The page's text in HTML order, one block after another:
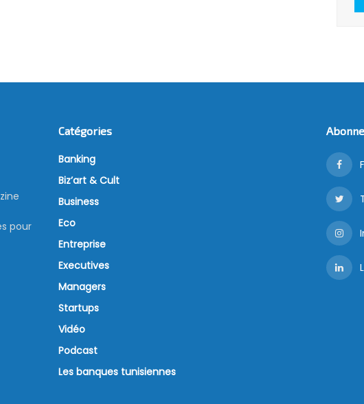
pour
Catégories
Banking
Biz’art & Cult
Business
Eco
Entreprise
Executives
Managers
Startups
Vidéo
Podcast
Les banques tunisiennes